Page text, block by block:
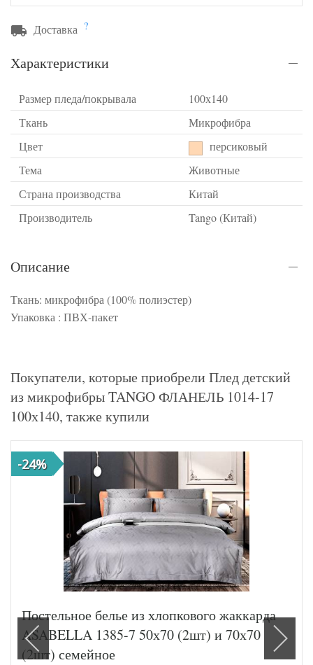
Доставка ?
Характеристики
Размер пледа/покрывала
100х140
Ткань
Микрофибра
Цвет
персиковый
Тема
Животные
Страна производства
Китай
Производитель
Tango (Китай)
Описание
Ткань: микрофибра (100% полиэстер)
Упаковка : ПВХ-пакет
Покупатели, которые приобрели Плед детский
из микрофибры TANGO ФЛАНЕЛЬ 1014-17
100х140, также купили
-24%
Постельное белье из хлопкового жаккарда
ASABELLA 1385-7 50х70 (2шт) и 70х70
(2шт) семейное